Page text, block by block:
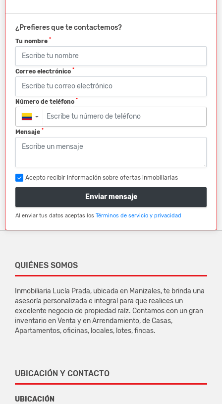
¿Prefieres que te contactemos?
Tu nombre *
Correo electrónico *
Número de teléfono *
▼
Mensaje *
Acepto recibir información sobre ofertas inmobiliarias
Enviar mensaje
Al enviar tus datos aceptas los Términos de servicio y privacidad
QUIÉNES SOMOS
Inmobiliaria Lucía Prada, ubicada en Manizales, te brinda una
asesoría personalizada e integral para que realices un
excelente negocio de propiedad raíz. Contamos con un gran
inventario en Venta y en Arrendamiento, de Casas,
Apartamentos, oficinas, locales, lotes, fincas.
UBICACIÓN Y CONTACTO
UBICACIÓN